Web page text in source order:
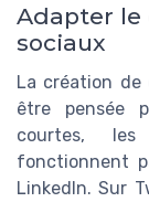
Adapter le
sociaux
La création de
être pensée
courtes,
fonctionnent
LinkedIn. Sur